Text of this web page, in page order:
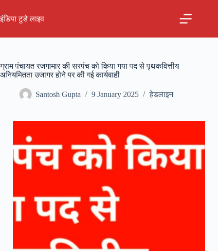
content
इंडिया टुडे लाइव
ग्राम पंचायत रजगामार की सरपंच को किया गया पद से पृथकवित्तीय
अनियमितता उजागर होने पर की गई कार्यवाही
Santosh Gupta 9 January 2025 हेडलाइन